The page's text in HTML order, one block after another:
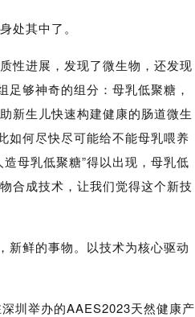
处其中了。
性进展，发现了微生物，还发现
足够神奇的组分：母乳低聚糖，
新生儿快速构建健康的肠道微生
如何尽快尽可能给不能母乳喂养
母乳低聚糖”得以出现，母乳低
合成技术，让我们觉得这个新技
新鲜的事物。以技术为核心驱动
圳举办的AAES2023天然健康产